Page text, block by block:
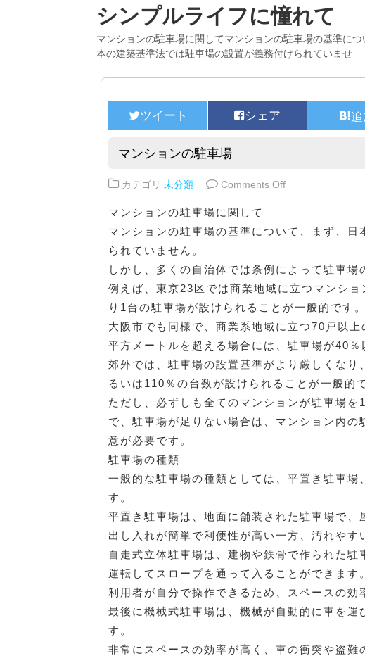
シンプルライフに憧れて
マンションの駐車場に関してマンションの駐車場の基準につ
本の建築基準法では駐車場の設置が義務付けられていませ
マンションの駐車場
カテゴリ 未分類 Comments Offon マンションの
マンションの駐車場に関して
マンションの駐車場の基準について、まず、
られていません。
しかし、多くの自治体では条例によって駐車場
例えば、東京23区では商業地域に立つマンシ
り1台の駐車場が設けられることが一般的です。
大阪市でも同様で、商業系地域に立つ70戸以
平方メートルを超える場合には、駐車場が40％
郊外では、駐車場の設置基準がより厳しくな
るいは110％の台数が設けられることが一般的
ただし、必ずしも全てのマンションが駐車場
で、駐車場が足りない場合は、マンション内
意が必要です。
駐車場の種類
一般的な駐車場の種類としては、平置き駐車
す。
平置き駐車場は、地面に舗装された駐車場で、
出し入れが簡単で利便性が高い一方、汚れやす
自走式立体駐車場は、建物や鉄骨で作られた
運転してスロープを通って入ることができます。
利用者が自分で操作できるため、スペースの効
最後に機械式駐車場は、機械が自動的に車を
す。
非常にスペースの効率が高く、車の衝突や盗難